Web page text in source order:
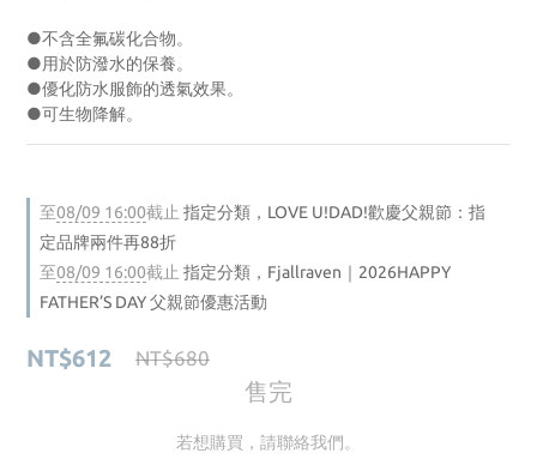
●不含全氟碳化合物。
●用於防潑水的保養。
●優化防水服飾的透氣效果。
●可生物降解。
至08/09 16:00截止 指定分類，LOVE U!DAD!歡慶父親節：指
定品牌兩件再88折
至08/09 16:00截止 指定分類，Fjallraven｜2026HAPPY
FATHER’S DAY 父親節優惠活動
NT$612 NT$680
售完
若想購買，請聯絡我們。